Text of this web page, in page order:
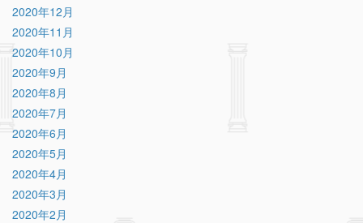
2020年12月
2020年11月
2020年10月
2020年9月
2020年8月
2020年7月
2020年6月
2020年5月
2020年4月
2020年3月
2020年2月